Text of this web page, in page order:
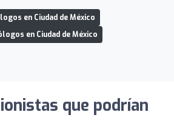
en Ciudad de México
en Ciudad de México
que podrían